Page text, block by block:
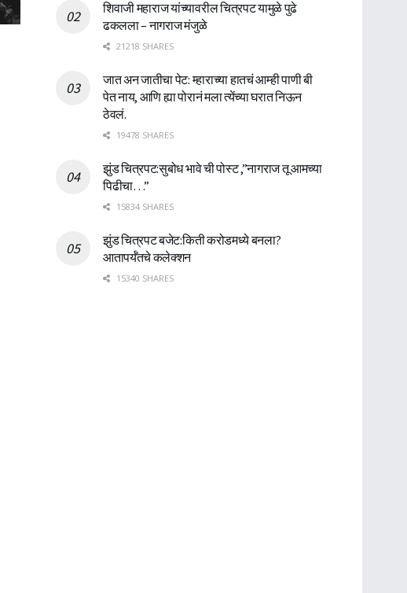
शिवाजी महाराज यांच्यावरील चित्रपट यामुळे पुढे
ढकलला – नागराज मंजुळे
21218 SHARES
जात अन जातीचा पेट: म्हाराच्या हातचं आम्ही पाणी बी
पेत नाय, आणि ह्या पोरानं मला त्येंच्या घरात निऊन
ठेवलं.
19478 SHARES
झुंड चित्रपट:सुबोध भावे ची पोस्ट ,”नागराज तू आमच्या
पिढीचा…”
15834 SHARES
झुंड चित्रपट बजेट:किती करोडमध्ये बनला?
आतापर्यँतचे कलेक्शन
15340 SHARES